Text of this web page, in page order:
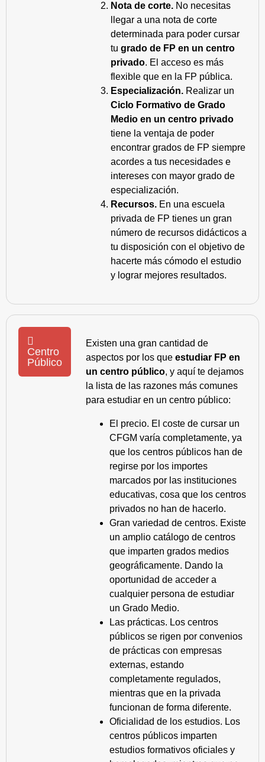
Nota de corte. No necesitas
llegar a una nota de corte
determinada para poder cursar
tu grado de FP en un centro
privado. El acceso es más
flexible que en la FP pública.
Especialización. Realizar un
Ciclo Formativo de Grado
Medio en un centro privado
tiene la ventaja de poder
encontrar grados de FP siempre
acordes a tus necesidades e
intereses con mayor grado de
especialización.
Recursos. En una escuela
privada de FP tienes un gran
número de recursos didácticos a
tu disposición con el objetivo de
hacerte más cómodo el estudio
y lograr mejores resultados.
Centro
Público
Existen una gran cantidad de
aspectos por los que estudiar FP en
un centro público, y aquí te dejamos
la lista de las razones más comunes
para estudiar en un centro público:
El precio. El coste de cursar un
CFGM varía completamente, ya
que los centros públicos han de
regirse por los importes
marcados por las instituciones
educativas, cosa que los centros
privados no han de hacerlo.
Gran variedad de centros. Existe
un amplio catálogo de centros
que imparten grados medios
geográficamente. Dando la
oportunidad de acceder a
cualquier persona de estudiar
un Grado Medio.
Las prácticas. Los centros
públicos se rigen por convenios
de prácticas con empresas
externas, estando
completamente regulados,
mientras que en la privada
funcionan de forma diferente.
Oficialidad de los estudios. Los
centros públicos imparten
estudios formativos oficiales y